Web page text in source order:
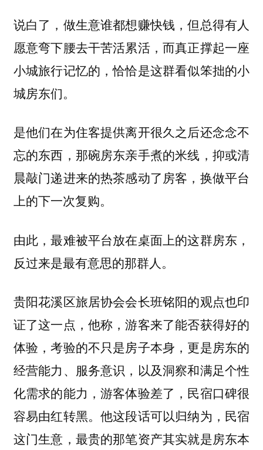
说白了，做生意谁都想赚快钱，但总得有人
愿意弯下腰去干苦活累活，而真正撑起一座
小城旅行记忆的，恰恰是这群看似笨拙的小
城房东们。
是他们在为住客提供离开很久之后还念念不
忘的东西，那碗房东亲手煮的米线，抑或清
晨敲门递进来的热茶感动了房客，换做平台
上的下一次复购。
由此，最难被平台放在桌面上的这群房东，
反过来是最有意思的那群人。
贵阳花溪区旅居协会会长班铭阳的观点也印
证了这一点，他称，游客来了能否获得好的
体验，考验的不只是房子本身，更是房东的
经营能力、服务意识，以及洞察和满足个性
化需求的能力，游客体验差了，民宿口碑很
容易由红转黑。他这段话可以归纳为， 民宿
这门生意，最贵的那笔资产其实就是房东本